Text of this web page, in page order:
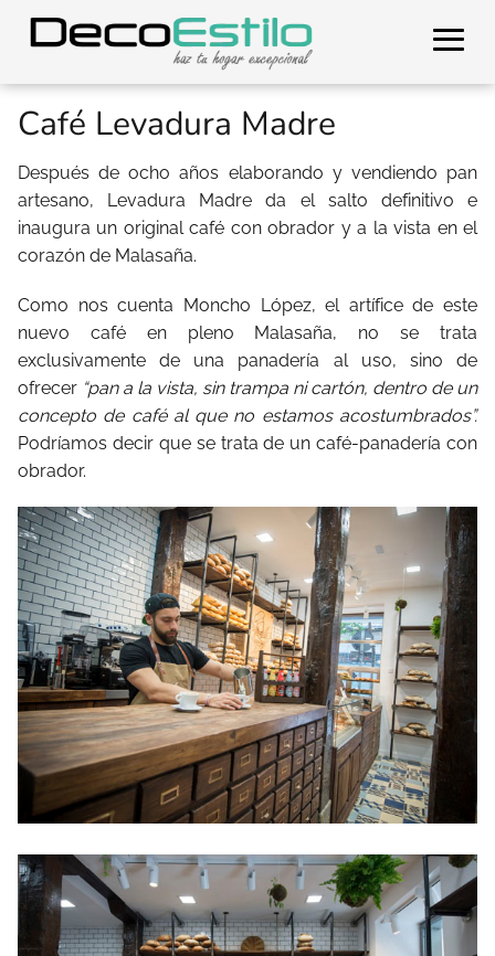
Café Levadura Madre
Después de ocho años elaborando y vendiendo pan
artesano, Levadura Madre da el salto definitivo e
inaugura un original café con obrador y a la vista en el
corazón de Malasaña.
Como nos cuenta Moncho López, el artífice de este
nuevo café en pleno Malasaña, no se trata
exclusivamente de una panadería al uso, sino de
ofrecer “pan a la vista, sin trampa ni cartón, dentro de un
concepto de café al que no estamos acostumbrados”.
Podríamos decir que se trata de un café-panadería con
obrador.